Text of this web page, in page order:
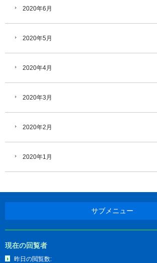
2020年6月
2020年5月
2020年4月
2020年3月
2020年2月
2020年1月
サブメニュー
現在の回覧者
昨日の閲覧数: